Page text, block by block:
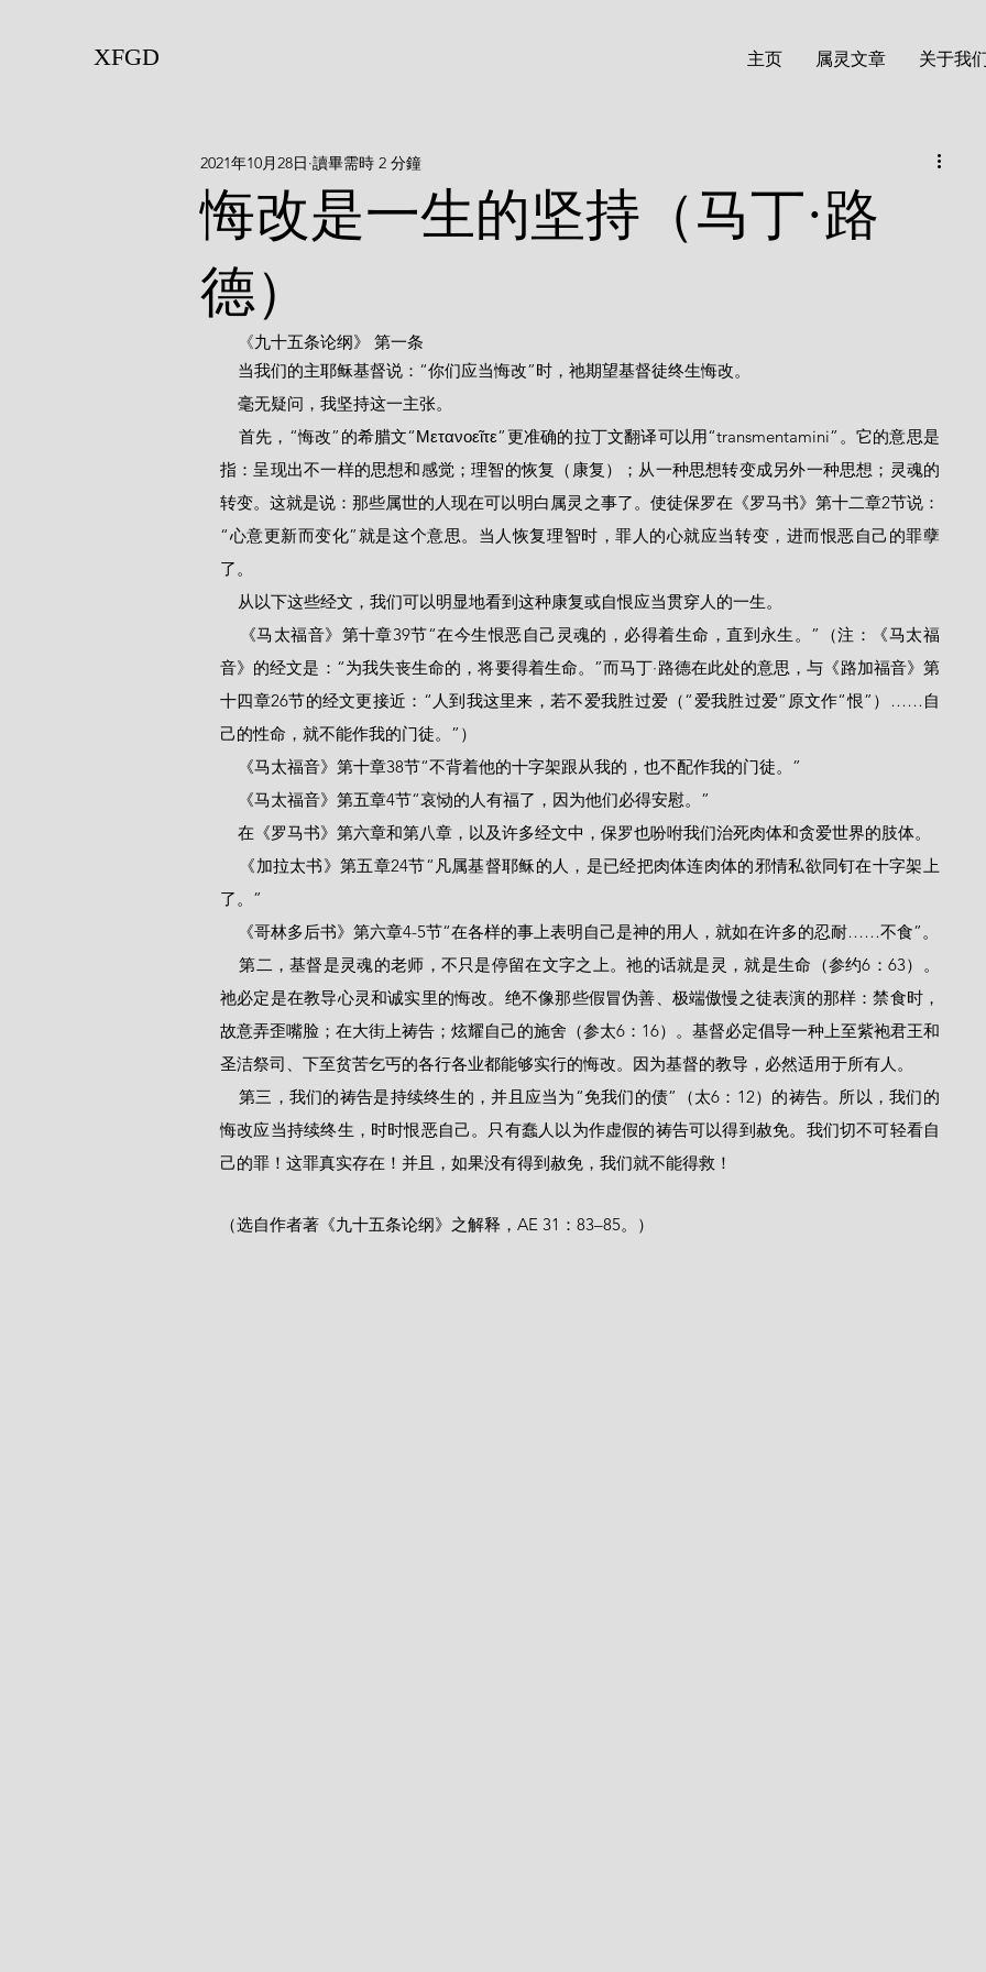
XFGD 主页 属灵文章 关于我
悔改是一生的坚持（马丁·路
德）
2021年10月28日 讀畢需時 2 分鐘
    《
九十五条论纲》 第一条
    当我们的主耶稣基督说：“你们应当悔改”时，祂期望基督徒终生悔改。
    毫无疑问，我坚持这一主张。
指：呈现出不一样的思想和感觉；理智的恢复（康复）；从一种思想转变成另外一种思想；灵魂的
转变。这就是说：那些属世的人现在可以明白属灵之事了。使徒保罗在《罗马书》第十二章2节说：
“心意更新而变化”就是这个意思。当人恢复理智时，罪人的心就应当转变，进而恨恶自己的罪孽
了。
    从以下这些经文，我们可以明显地看到这种康复或自恨应当贯穿人的一生。
音》的经文是：“为我失丧生命的，将要得着生命。”而马丁·路德在此处的意思，与《路加福音》第
十四章26节的经文更接近：“人到我这里来，若不爱我胜过爱（“爱我胜过爱”原文作“恨”）……自
己的性命，就不能作我的门徒。”）
    《马太福音》第十章38节“不背着他的十字架跟从我的，也不配作我的门徒。”
    《马太福音》第五章4节“哀恸的人有福了，因为他们必得安慰。”
    在《罗马书》第六章和第八章，以及许多经文中，保罗也吩咐我们治死肉体和贪爱世界的肢体。
了。”
    《哥林多后书》第六章4-5节“在各样的事上表明自己是神的用人，就如在许多的忍耐……不食”。
    第二，基督是灵魂的老师，不只是停留在文字之上。祂的话就是灵，就是生命（参约6：63）。
祂必定是在教导心灵和诚实里的悔改。绝不像那些假冒伪善、极端傲慢之徒表演的那样：禁食时，
故意弄歪嘴脸；在大街上祷告；炫耀自己的施舍（参太6：16）。基督必定倡导一种上至紫袍君王和
圣洁祭司、下至贫苦乞丐的各行各业都能够实行的悔改。因为基督的教导，必然适用于所有人。
    第三，我们的祷告是持续终生的，并且应当为“免我们的债”（太6：12）的祷告。所以，我们的
悔改应当持续终生，时时恨恶自己。只有蠢人以为作虚假的祷告可以得到赦免。我们切不可轻看自
己的罪！这罪真实存在！并且，如果没有得到赦免，我们就不能得救！
（选自作者著《九十五条论纲》之解释，AE 31：83–85。）